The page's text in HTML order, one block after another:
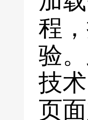
程
验
技
页